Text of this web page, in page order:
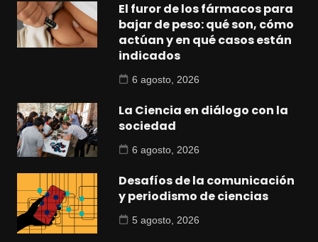
El furor de los fármacos para
bajar de peso: qué son, cómo
actúan y en qué casos están
indicados
6 agosto, 2026
La Ciencia en diálogo con la
sociedad
6 agosto, 2026
Desafíos de la comunicación
y periodismo de ciencias
5 agosto, 2026